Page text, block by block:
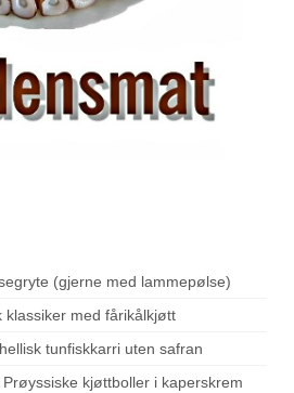
(gjerne med lammepølse)
klassiker med fårikålkjøtt
tunfiskkarri uten safran
kjøttboller i kaperskrem